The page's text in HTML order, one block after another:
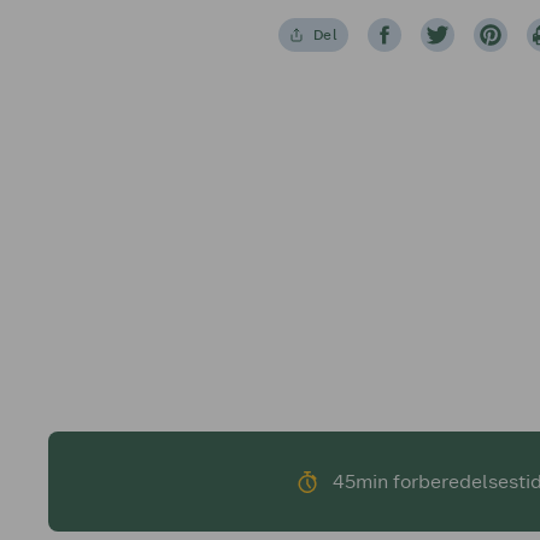
Del
45min